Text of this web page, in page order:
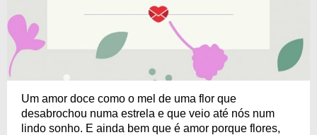
Um amor doce como o mel de uma flor que
desabrochou numa estrela e que veio até nós num
lindo sonho. E ainda bem que é amor porque flores,